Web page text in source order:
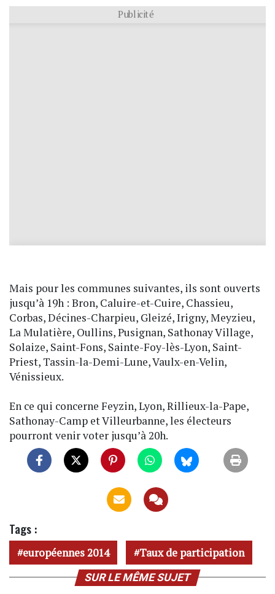
Publicité
Mais pour les communes suivantes, ils sont ouverts
jusqu’à 19h : Bron, Caluire-et-Cuire, Chassieu,
Corbas, Décines-Charpieu, Gleizé, Irigny, Meyzieu,
La Mulatière, Oullins, Pusignan, Sathonay Village,
Solaize, Saint-Fons, Sainte-Foy-lès-Lyon, Saint-
Priest, Tassin-la-Demi-Lune, Vaulx-en-Velin,
Vénissieux.
En ce qui concerne Feyzin, Lyon, Rillieux-la-Pape,
Sathonay-Camp et Villeurbanne, les électeurs
pourront venir voter jusqu’à 20h.
Tags :
européennes 2014 Taux de participation
SUR LE MÊME SUJET